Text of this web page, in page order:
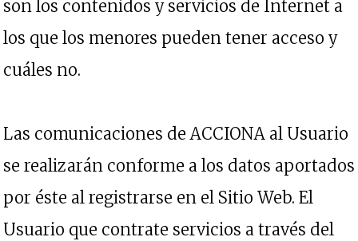
son los contenidos y servicios de Internet a
los que los menores pueden tener acceso y
cuáles no.
Las comunicaciones de ACCIONA al Usuario
se realizarán conforme a los datos aportados
por éste al registrarse en el Sitio Web. El
Usuario que contrate servicios a través del